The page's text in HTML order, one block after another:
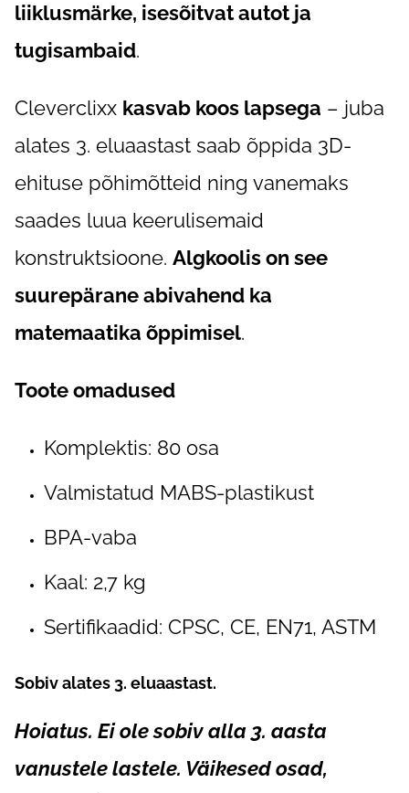
liiklusmärke, isesõitvat autot ja
tugisambaid.
Cleverclixx kasvab koos lapsega – juba
alates 3. eluaastast saab õppida 3D-
ehituse põhimõtteid ning vanemaks
saades luua keerulisemaid
konstruktsioone. Algkoolis on see
suurepärane abivahend ka
matemaatika õppimisel.
Toote omadused
Komplektis: 80 osa
Valmistatud MABS-plastikust
BPA-vaba
Kaal: 2,7 kg
Sertifikaadid: CPSC, CE, EN71, ASTM
Sobiv alates 3. eluaastast.
Hoiatus. Ei ole sobiv alla 3. aasta
vanustele lastele. Väikesed osad,